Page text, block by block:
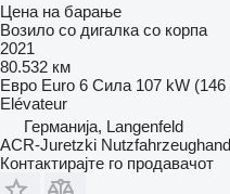
Цена на барање
Возило со дигалка со корпа
2021
80.532 км
Евро Euro 6 Сила 107 kW (146
Elévateur
Германија, Langenfeld
ACR-Juretzki
Контактирајте го продавачот